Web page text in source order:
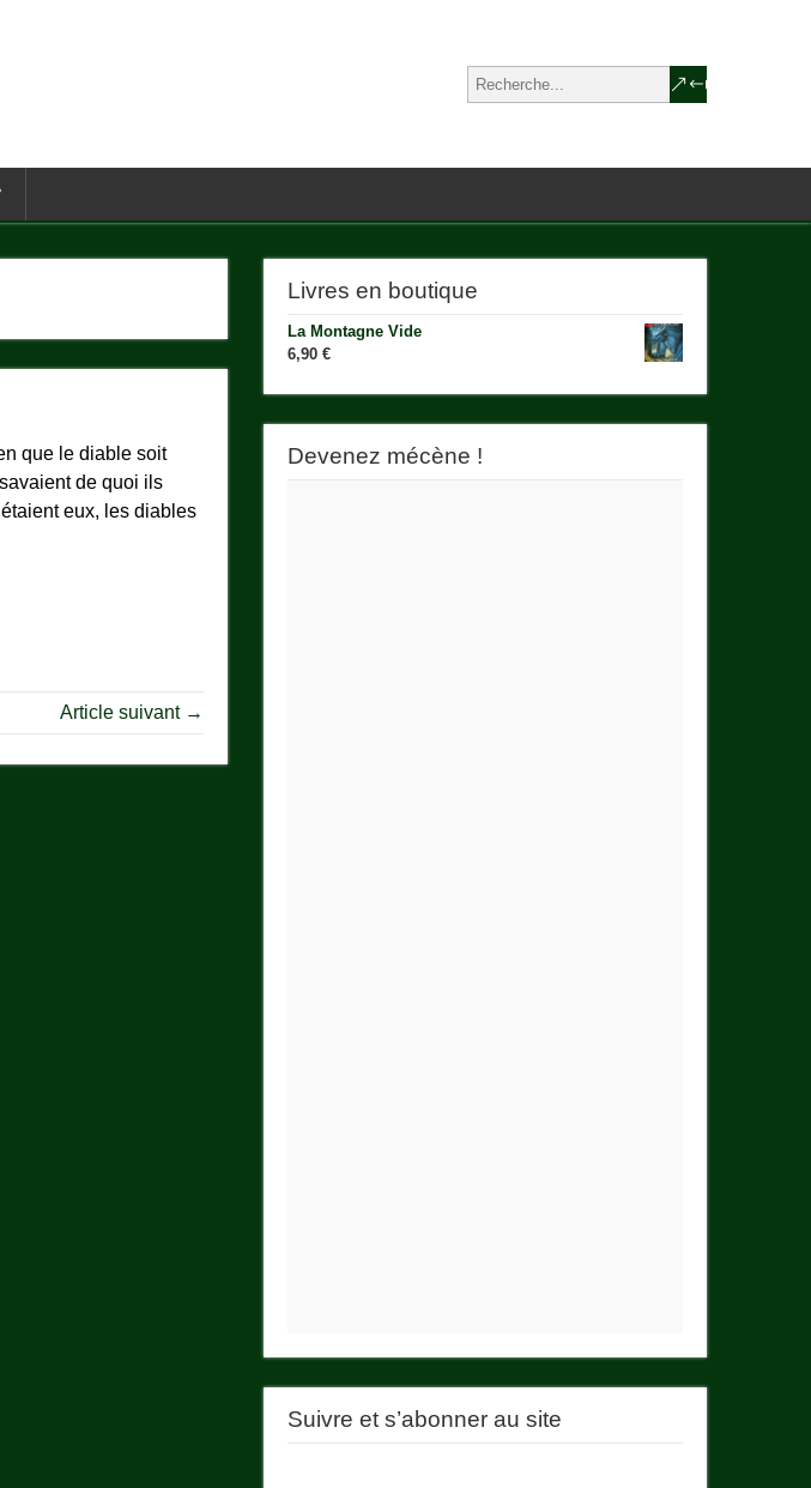
que le diable soit
de quoi ils
eux, les diables
Article suivant →
Livres en boutique
La Montagne Vide
6,90 €
Devenez mécène !
Suivre et s’abonner au site